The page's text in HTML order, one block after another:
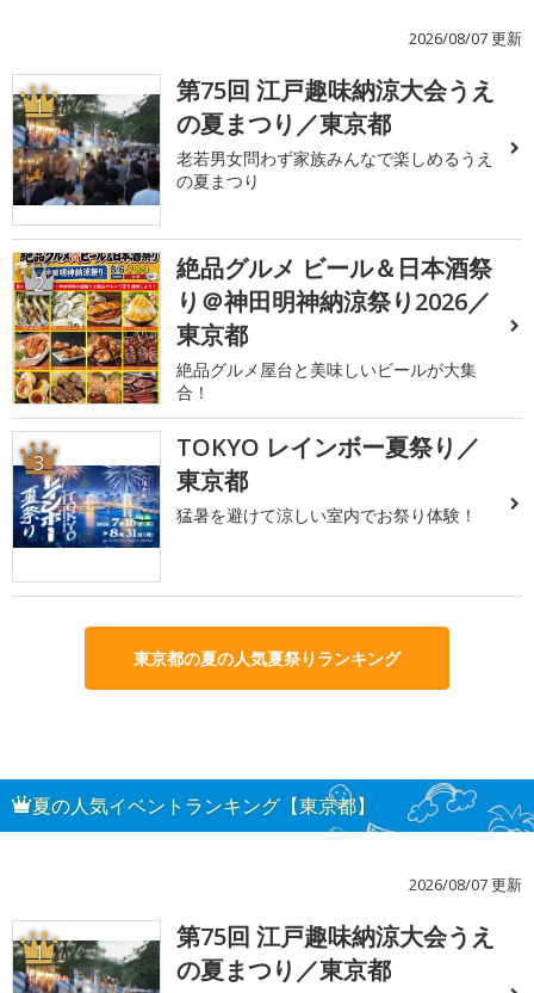
2026/08/07 更新
1
第75回 江戸趣味納涼大会うえ
の夏まつり／東京都
老若男女問わず家族みんなで楽しめるうえ
の夏まつり
2
絶品グルメ ビール＆日本酒祭
り＠神田明神納涼祭り2026／
東京都
絶品グルメ屋台と美味しいビールが大集
合！
3
TOKYO レインボー夏祭り／
東京都
猛暑を避けて涼しい室内でお祭り体験！
東京都の夏の人気夏祭りランキング
夏の人気イベントランキング【東京都】
2026/08/07 更新
1
第75回 江戸趣味納涼大会うえ
の夏まつり／東京都